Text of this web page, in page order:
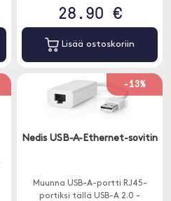
28.90 €
Lisää ostoskoriin
-13%
Nedis USB-A-Ethernet-sovitin
Muunna USB-A-portti RJ45-
portiksi tällä USB-A 2.0 -